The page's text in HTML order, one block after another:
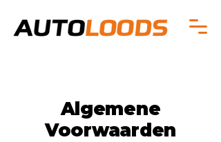
Algemene
Voorwaarden